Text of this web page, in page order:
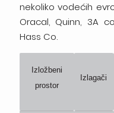
nekoliko vodećih
Oracal, Quinn, 3A
Hass Co.
Izložbeni
prostor
Izlagači